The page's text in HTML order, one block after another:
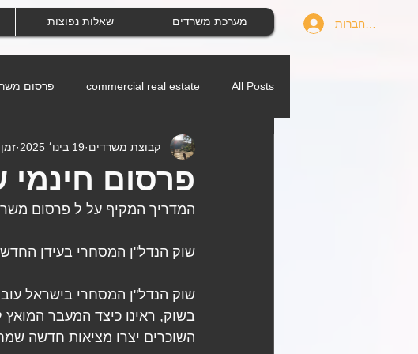
מערכת משרדים שאלות נפוצות להתחברות
All Posts
commercial real estate פרסום
פרסום חינמי
קבוצת משרדים 19 בינו׳ 2025 זמן
המדריך המקיף על ל פרסום
שוק הנדל"ן המסחרי בעידן החדש
בשוק, ראינו כיצד המעבר המואץ
השוכרים יצרו מציאות חדשה